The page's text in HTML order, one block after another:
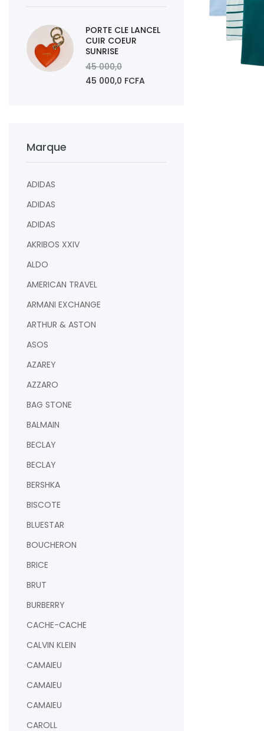
PORTE CLE LANCEL
CUIR COEUR
SUNRISE
45 000,0
45 000,0 FCFA
Marque
ADIDAS
ADIDAS
ADIDAS
AKRIBOS XXIV
ALDO
AMERICAN TRAVEL
ARMANI EXCHANGE
ARTHUR & ASTON
ASOS
AZAREY
AZZARO
BAG STONE
BALMAIN
BECLAY
BECLAY
BERSHKA
BISCOTE
BLUESTAR
BOUCHERON
BRICE
BRUT
BURBERRY
CACHE-CACHE
CALVIN KLEIN
CAMAIEU
CAMAIEU
CAMAIEU
CAROLL